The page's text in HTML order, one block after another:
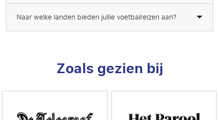
Naar welke landen bieden jullie voetbalreizen aan?
Zoals gezien bij